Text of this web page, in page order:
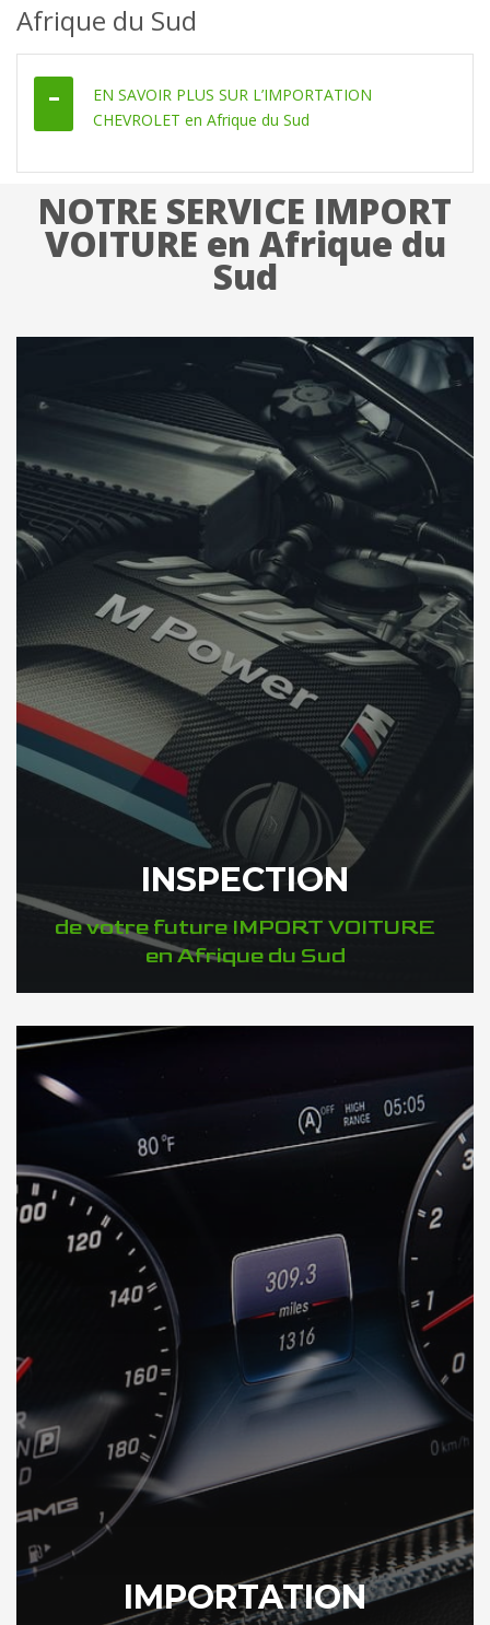
Afrique du Sud
EN SAVOIR PLUS SUR L’IMPORTATION
CHEVROLET en Afrique du Sud
NOTRE SERVICE IMPORT
VOITURE en Afrique du
Sud
INSPECTION
de votre future IMPORT VOITURE
en Afrique du Sud
DÉCOUVREZ VOTRE INSPECTION AUTO en Afrique du Sud
IMPORTATION